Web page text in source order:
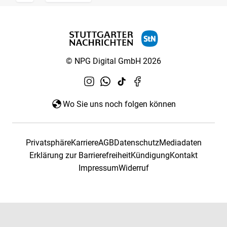
© NPG Digital GmbH 2026
Wo Sie uns noch folgen können
PrivatsphäreKarriereAGBDatenschutzMediadaten
Erklärung zur BarrierefreiheitKündigungKontakt
ImpressumWiderruf